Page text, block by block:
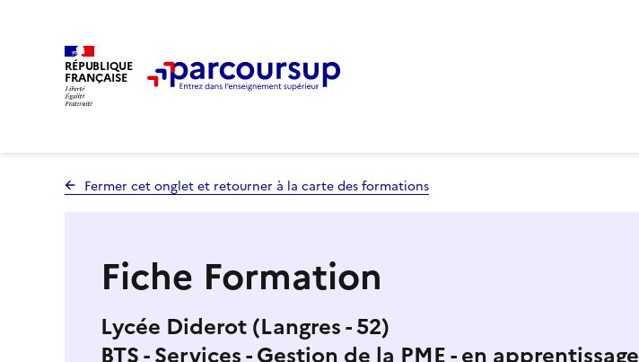
RÉPUBLIQUE
FRANÇAISE
Fermer cet onglet et retourner à la carte des formations
Fiche Formation
Lycée Diderot (Langres - 52)
BTS - Services - Gestion de la PME - en apprentissage